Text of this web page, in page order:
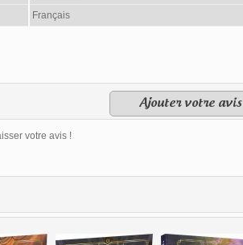
Français
Ajouter votre avis
votre avis !